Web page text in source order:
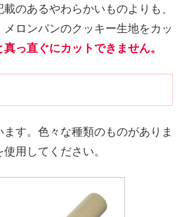
のあるやわらかいものよりも、
ロンパンのクッキー生地をカッ
っ直ぐにカットできません。
す。色々な種類のものがありま
用してください。